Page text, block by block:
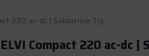
220 ac-dc | Saldatrice Tig
Compact 220 ac-dc |